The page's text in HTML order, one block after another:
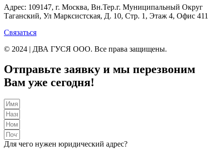
Адрес: 109147, г. Москва, Вн.Тер.г. Муниципальный Округ
Таганский, Ул Марксистская, Д. 10, Стр. 1, Этаж 4, Офис 411
Связаться
© 2024 | ДВА ГУСЯ OOO. Все права защищены.
Отправьте заявку и мы перезвоним
Вам уже сегодня!
Для чего нужен юридический адрес?